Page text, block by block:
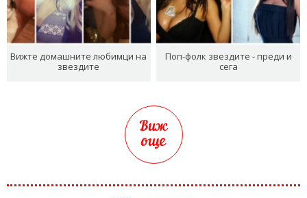
Вижте домашните любимци на
звездите
Поп-фолк звездите - преди и
сега
Виж
още